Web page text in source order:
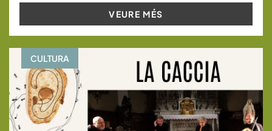
VEURE MÉS
CULTURA